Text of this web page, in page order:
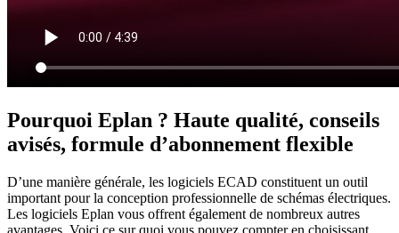
Pourquoi Eplan ? Haute qualité, conseils
avisés, formule d’abonnement flexible
D’une manière générale, les logiciels ECAD constituent un outil
important pour la conception professionnelle de schémas électriques.
Les logiciels Eplan vous offrent également de nombreux autres